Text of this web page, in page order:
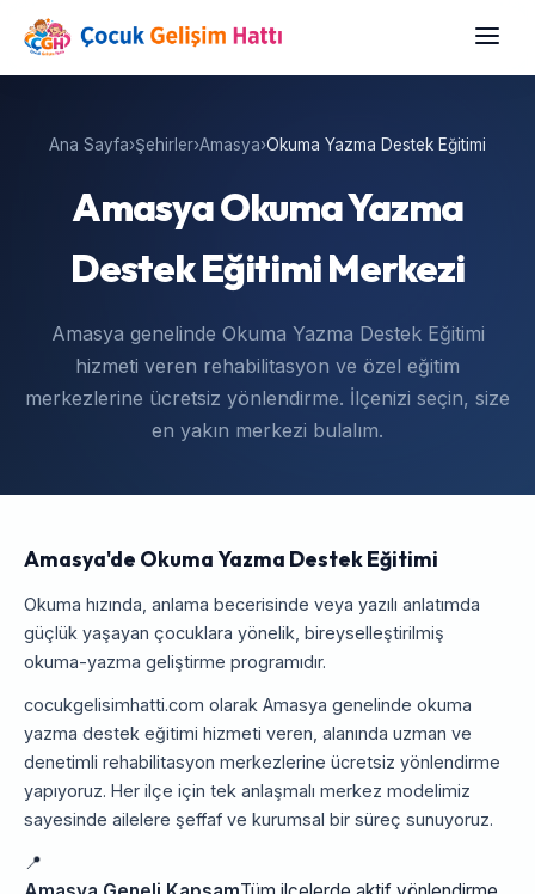
Ana Sayfa›Şehirler›Amasya›Okuma Yazma Destek Eğitimi
Amasya Okuma Yazma
Destek Eğitimi Merkezi
Amasya genelinde Okuma Yazma Destek Eğitimi
hizmeti veren rehabilitasyon ve özel eğitim
merkezlerine ücretsiz yönlendirme. İlçenizi seçin, size
en yakın merkezi bulalım.
Amasya'de Okuma Yazma Destek Eğitimi
Okuma hızında, anlama becerisinde veya yazılı anlatımda
güçlük yaşayan çocuklara yönelik, bireyselleştirilmiş
okuma-yazma geliştirme programıdır.
cocukgelisimhatti.com olarak Amasya genelinde okuma
yazma destek eğitimi hizmeti veren, alanında uzman ve
denetimli rehabilitasyon merkezlerine ücretsiz yönlendirme
yapıyoruz. Her ilçe için tek anlaşmalı merkez modelimiz
sayesinde ailelere şeffaf ve kurumsal bir süreç sunuyoruz.
📍